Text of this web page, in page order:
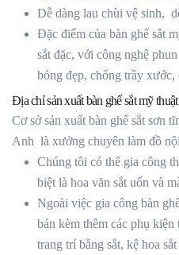
Dễ dàng lau chùi vệ sinh,
Đặc điểm của bàn ghế sắt
sắt đặc, với công nghệ
bóng đẹp, chống trầy xước,
Địa chỉ sản xuất bàn ghế sắt mỹ
Cơ sở sản xuất bàn ghế sắt sơn
Anh là xưởng chuyên làm đồ
Chúng tôi có thể gia công
biệt là hoa văn sắt uốn và
Ngoài việc gia công bàn
bán kèm thêm các phụ kiện
trang trí bằng sắt, kệ hoa